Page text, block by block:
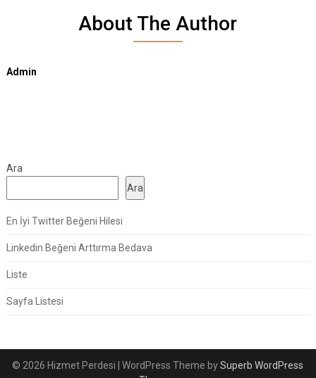
About The Author
Admin
Ara
Ara
En İyi Twitter Beğeni Hilesi
Linkedin Beğeni Arttırma Bedava
Liste
Sayfa Listesi
© 2026 Hizmet Perdesi | WordPress Theme bySuperb WordPress